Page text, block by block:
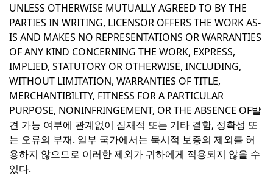
UNLESS OTHERWISE MUTUALLY AGREED TO BY THE
PARTIES IN WRITING, LICENSOR OFFERS THE WORK AS-
IS AND MAKES NO REPRESENTATIONS OR WARRANTIES
OF ANY KIND CONCERNING THE WORK, EXPRESS,
IMPLIED, STATUTORY OR OTHERWISE, INCLUDING,
WITHOUT LIMITATION, WARRANTIES OF TITLE,
MERCHANTIBILITY, FITNESS FOR A PARTICULAR
PURPOSE, NONINFRINGEMENT, OR THE ABSENCE OF발
견 가능 여부에 관계없이 잠재적 또는 기타 결함, 정확성 또
는 오류의 부재. 일부 국가에서는 묵시적 보증의 제외를 허
용하지 않으므로 이러한 제외가 귀하에게 적용되지 않을 수
있다.